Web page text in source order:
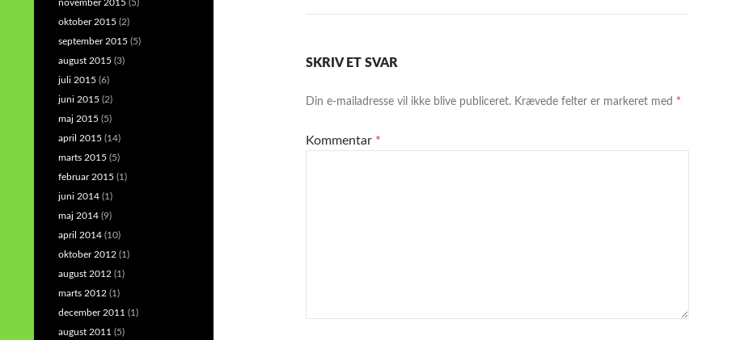
SKRIV ET SVAR
Din e-mailadresse vil ikke blive publiceret. Krævede felter er markeret med *
Kommentar *
november 2015 (5)
oktober 2015 (2)
september 2015 (5)
august 2015 (3)
juli 2015 (6)
juni 2015 (2)
maj 2015 (5)
april 2015 (14)
marts 2015 (5)
februar 2015 (1)
juni 2014 (1)
maj 2014 (9)
april 2014 (10)
oktober 2012 (1)
august 2012 (1)
marts 2012 (1)
december 2011 (1)
august 2011 (5)